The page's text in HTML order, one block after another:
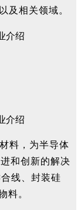
及相关领域。
料，为半导体
和创新的解决
线、封装硅
料。